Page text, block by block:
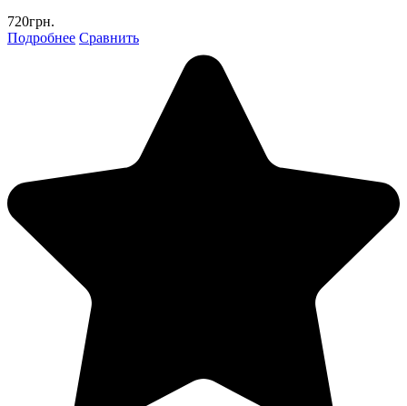
720грн.
Подробнее Сравнить